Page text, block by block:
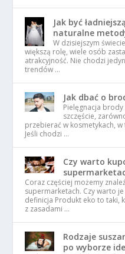
Jak być
naturalne
W dzisiejszym
większą rolę, wiele osób
atrakcyjność. Nie chodzi
trendów …
Jak dbać o
Pielęgnacja brody
szczęście,
przebierać w kosmetykach,
Jeśli chodzi …
Czy warto
Coraz częściej możemy
supermarketach. Czy warto
definicja Produkt eko to taki,
z zasadami …
Rodzaje
po wyborze